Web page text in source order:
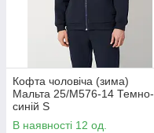
Кофта чоловіча (зима)
Мальта 25/М576-14 Темно-
синій S
В наявності 12 од.